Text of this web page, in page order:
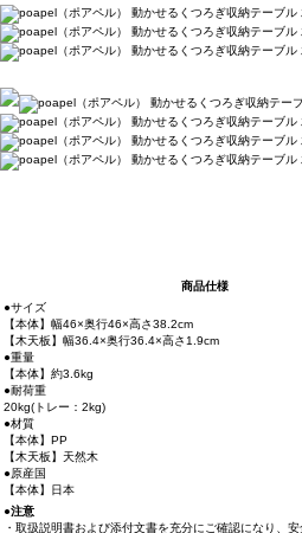
商品仕様
●サイズ
【本体】幅46×奥行46×高さ38.2cm
【木天板】幅36.4×奥行36.4×高さ1.9cm
●重量
【本体】約3.6kg
●耐荷重
20kg(トレー：2kg)
●材質
【本体】PP
【木天板】天然木
●原産国
【本体】日本
●注意
・取扱説明書および添付文書を充分にご確認になり、